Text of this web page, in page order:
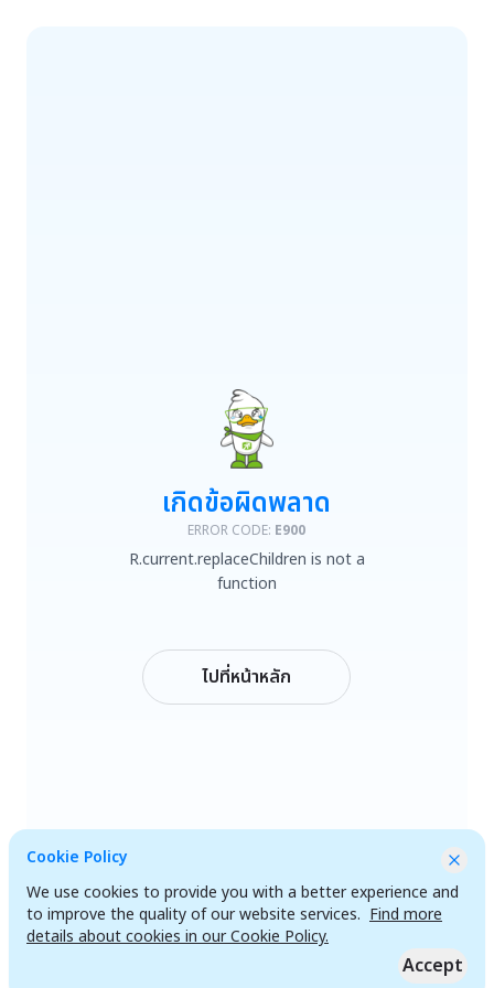
R.current.replaceChildren is not a function
เกิดข้อผิดพลาด
ERROR CODE: E900
R.current.replaceChildren is not a
function
ไปที่หน้าหลัก
Cookie Policy
We use cookies to provide you with a better experience and
to improve the quality of our website services. Find more
details about cookies in our Cookie Policy.
Accept